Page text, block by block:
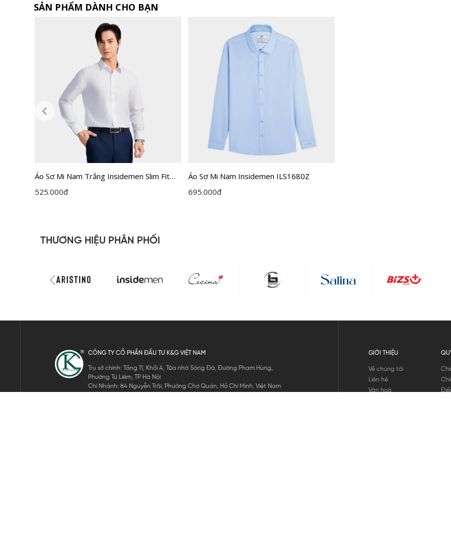
SẢN PHẨM DÀNH CHO BẠN
Áo Sơ Mi Nam Trắng Insidemen Slim Fit
ILS158F0H0
525.000đ
Áo Sơ Mi Nam Insidemen ILS1680Z
695.000đ
THƯƠNG HIỆU PHÂN PHỐI
CÔNG TY CỔ PHẦN ĐẦU TƯ K&G VIỆT NAM
Trụ sở chính: Tầng 11, Khối A, Tòa nhà Sông Đà, Đường Phạm Hùng,
Phường Từ Liêm, TP Hà Nội
Chi Nhánh: 84 Nguyễn Trãi, Phường Chợ Quán, Hồ Chí Minh, Việt Nam
GIỚI THIỆU
Về chúng tôi
Liên hệ
Văn hoá